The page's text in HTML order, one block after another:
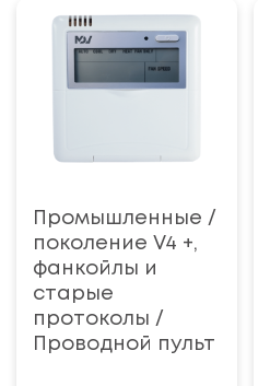
Промышленные /
поколение V4 +,
фанкойлы и
старые
протоколы /
Проводной пульт